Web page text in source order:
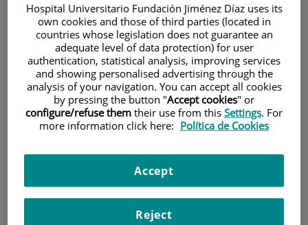
Pacientes y visitantes
Hospital Universitario Fundación Jiménez Díaz uses its
own cookies and those of third parties (located in
countries whose legislation does not guarantee an
adequate level of data protection) for user
authentication, statistical analysis, improving services
and showing personalised advertising through the
analysis of your navigation. You can accept all cookies
by pressing the button "Accept cookies" or
configure/refuse them their use from this Settings. For
more information click here: Política de Cookies
Reject
Accept